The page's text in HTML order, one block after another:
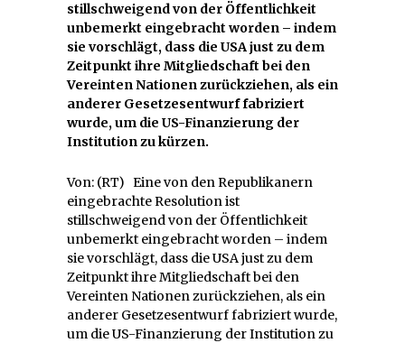
stillschweigend von der Öffentlichkeit
unbemerkt eingebracht worden – indem
sie vorschlägt, dass die USA just zu dem
Zeitpunkt ihre Mitgliedschaft bei den
Vereinten Nationen zurückziehen, als ein
anderer Gesetzesentwurf fabriziert
wurde, um die US-Finanzierung der
Institution zu kürzen.
Von: (RT) Eine von den Republikanern
eingebrachte Resolution ist
stillschweigend von der Öffentlichkeit
unbemerkt eingebracht worden – indem
sie vorschlägt, dass die USA just zu dem
Zeitpunkt ihre Mitgliedschaft bei den
Vereinten Nationen zurückziehen, als ein
anderer Gesetzesentwurf fabriziert wurde,
um die US-Finanzierung der Institution zu